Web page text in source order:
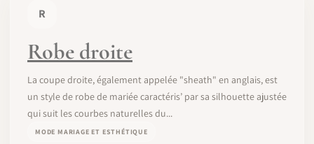
R
Robe droite
La coupe droite, également appelée "sheath" en anglais, est
un style de robe de mariée caractéris’ par sa silhouette ajustée
qui suit les courbes naturelles du...
MODE MARIAGE ET ESTHÉTIQUE